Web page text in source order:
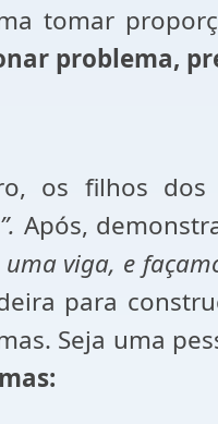
tomar
problema,
os filhos
Após,
uma viga, e
para
Seja uma